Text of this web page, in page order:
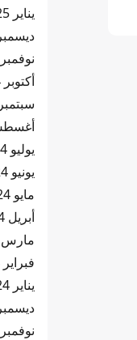
يناير 2025
ديسمبر 2024
نوفمبر 2024
أكتوبر 2024
سبتمبر 2024
أغسطس
يوليو 2024
يونيو 2024
مايو 2024
أبريل 2024
مارس 2024
فبراير 2024
يناير 2024
ديسمبر 2023
نوفمبر 2023